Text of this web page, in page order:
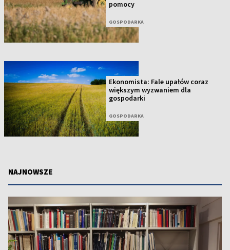
pomocy
GOSPODARKA
Ekonomista: Fale upałów coraz
większym wyzwaniem dla
gospodarki
GOSPODARKA
NAJNOWSZE